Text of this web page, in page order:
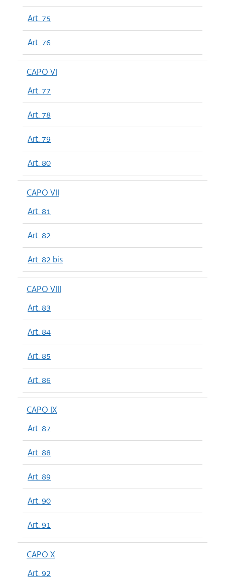
Art. 75
Art. 76
CAPO VI
Art. 77
Art. 78
Art. 79
Art. 80
CAPO VII
Art. 81
Art. 82
Art. 82 bis
CAPO VIII
Art. 83
Art. 84
Art. 85
Art. 86
CAPO IX
Art. 87
Art. 88
Art. 89
Art. 90
Art. 91
CAPO X
Art. 92